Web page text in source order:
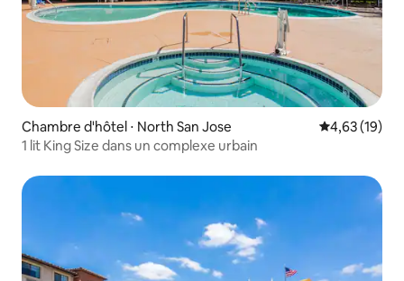
Chambre d'hôtel ⋅ North San Jose Évaluation
4,63 (19)
1 lit King Size dans un complexe urbain